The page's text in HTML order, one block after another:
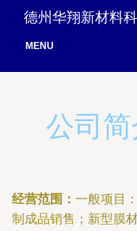
德州华翔新材料
MENU
公司
经营范围： 一般项目
制成品销售；新型膜